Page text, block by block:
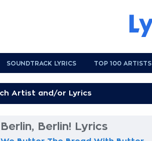
SOUNDTRACK LYRICS TOP 100 ARTISTS
Berlin, Berlin! Lyrics